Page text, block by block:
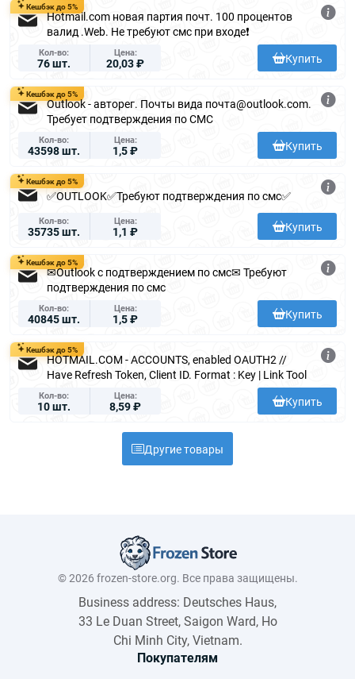
Кешбэк до 5%
Hotmail.com новая партия почт. 100 процентов
валид .Web. Не требуют смс при входе❗️
Кол-во
76 шт.
Цена
20,03 ₽ Купить
Кешбэк до 5%
Outlook - авторег. Почты вида почта@outlook.com.
Требует подтверждения по СМС
Кол-во
43598 шт.
Цена
1,5 ₽ Купить
Кешбэк до 5%
✅OUTLOOK✅Требуют подтверждения по смс✅
Кол-во
35735 шт.
Цена
1,1 ₽ Купить
Кешбэк до 5%
✉Outlook с подтверждением по смс✉ Требуют
подтверждения по смс
Кол-во
40845 шт.
Цена
1,5 ₽ Купить
Кешбэк до 5%
HOTMAIL.COM - ACCOUNTS, enabled OAUTH2 //
Have Refresh Token, Client ID. Format : Key | Link Tool
Кол-во
10 шт.
Цена
8,59 ₽ Купить
Другие товары
© 2026 frozen-store.org. Все права защищены.
Business address: Deutsches Haus,
33 Le Duan Street, Saigon Ward, Ho
Chi Minh City, Vietnam.
Покупателям